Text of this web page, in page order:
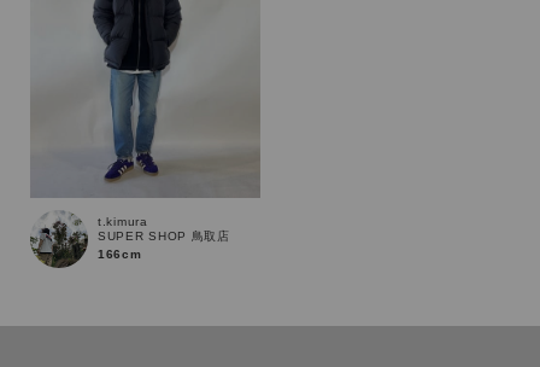
通常商品
セール価格
在庫あり
t.kimura
SUPER SHOP 鳥取店
166cm